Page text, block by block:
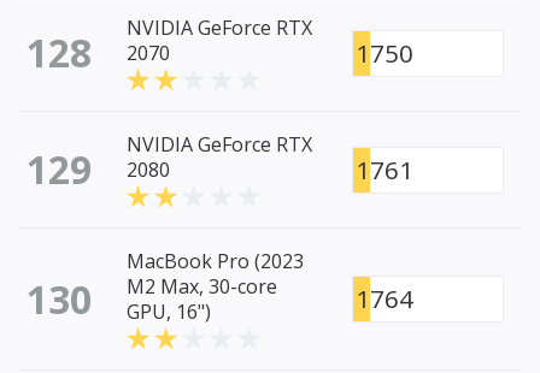
128
NVIDIA GeForce RTX
2070
1750
129
NVIDIA GeForce RTX
2080
1761
130
MacBook Pro (2023
M2 Max, 30-core
GPU, 16")
1764